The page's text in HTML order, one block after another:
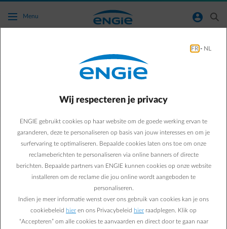
Ga naar de hoofdinhoud
Menu normal-account-circle search
De app toont een "positief" injectietarief, dus
moet ik betalen voor mijn injectie?
arrow-left Terug naar contactpagina
Indien je eenDynamic contract hebt, kan het gebeuren dat je voor
bepaalde uren een “positief” injectietarief in de Smart app ziet en
dat je dus voor die uren voor je injectie moet betalen i.p.v. een
vergoeding krijgen. Dit is geen fout in de Smart app!
Dit gebeurt wanneer er veel zon en/of wind is en dat er (te) veel
productie uit hernieuwbare energiebronnen komt
. Het aanbod is
positief injectietarief) om terug een evenwicht tussen vraag en
aanbod te krijgen.
FR - NL
Wij respecteren je privacy
ENGIE gebruikt cookies op haar website om de goede werking ervan te
garanderen, deze te personaliseren op basis van jouw interesses en om je
surfervaring te optimaliseren. Bepaalde cookies laten ons toe om onze
reclameberichten te personaliseren via online banners of directe
berichten. Bepaalde partners van ENGIE kunnen cookies op onze website
installeren om de reclame die jou online wordt aangeboden te
personaliseren.
Indien je meer informatie wenst over ons gebruik van cookies kan je ons
cookiebeleid hier en ons Privacybeleid hier raadplegen. Klik op
“Accepteren” om alle cookies te aanvaarden en direct door te gaan naar